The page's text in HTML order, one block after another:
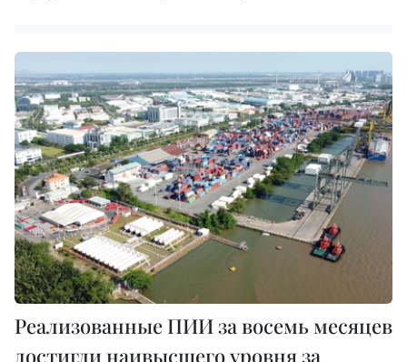
Реализованные ПИИ за восемь месяцев
достигли наивысшего уровня за